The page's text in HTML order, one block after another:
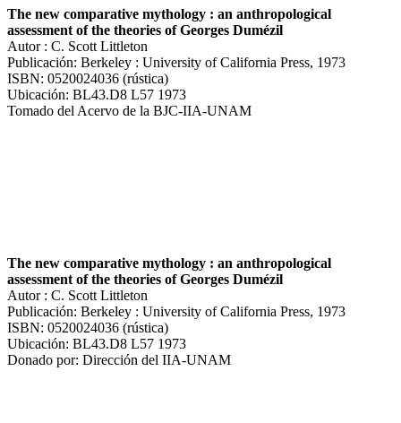
The new comparative mythology : an anthropological
assessment of the theories of Georges Dumézil
Autor : C. Scott Littleton
Publicación: Berkeley : University of California Press, 1973
ISBN: 0520024036 (rústica)
Ubicación: BL43.D8 L57 1973
Tomado del Acervo de la BJC-IIA-UNAM
The new comparative mythology : an anthropological
assessment of the theories of Georges Dumézil
Autor : C. Scott Littleton
Publicación: Berkeley : University of California Press, 1973
ISBN: 0520024036 (rústica)
Ubicación: BL43.D8 L57 1973
Donado por: Dirección del IIA-UNAM